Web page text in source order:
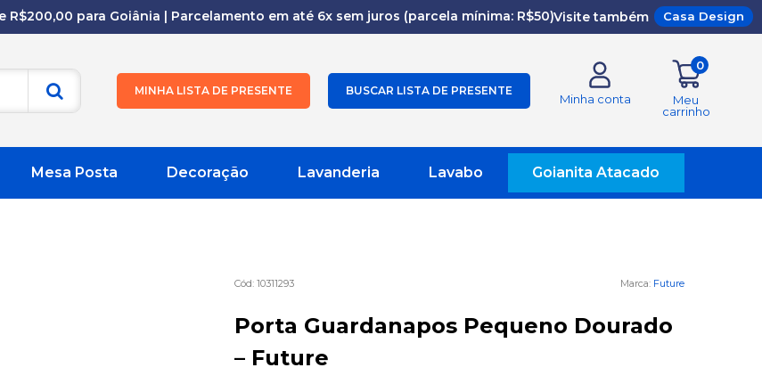
para Goiânia | Parcelamento em até 6x sem juros (parcela mínima: R$50)Visite também Casa Design
MINHA LISTA DE PRESENTE BUSCAR LISTA DE PRESENTE
Minha conta
0
Meu
carrinho
Mesa Posta Decoração Lavanderia Lavabo Goianita Atacado
10311293 Future
Porta Guardanapos Pequeno Dourado
– Future